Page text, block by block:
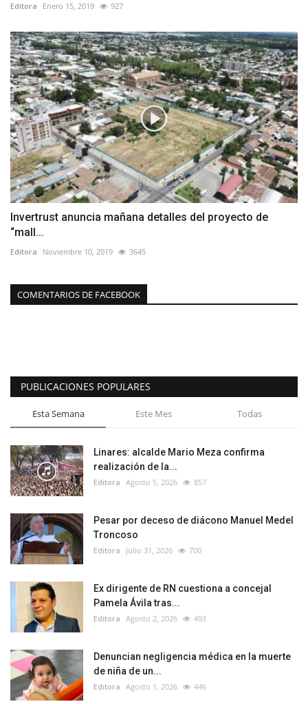
Editora Enero 15, 2019 927
Invertrust anuncia mañana detalles del proyecto de
“mall...
Editora Noviembre 10, 2019 3645
COMENTARIOS DE FACEBOOK
PUBLICACIONES POPULARES
Esta Semana Este Mes Todas
Linares: alcalde Mario Meza confirma
realización de la...
Editora Agosto 5, 2026 857
Pesar por deceso de diácono Manuel Medel
Troncoso
Editora Julio 31, 2026 700
Ex dirigente de RN cuestiona a concejal
Pamela Ávila tras...
Editora Agosto 2, 2026 493
Denuncian negligencia médica en la muerte
de niña de un...
Editora Agosto 1, 2026 446